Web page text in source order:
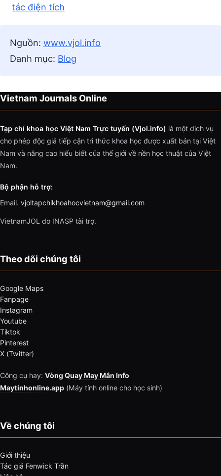
tác điện tích
Nguồn: www.vjol.info
Danh mục: Blog
Vietnam Journals Online
Tạp chí khoa học Việt Nam Trực tuyến (Vjol.info) là một dịch vụ
cho phép độc giả tiếp cận tri thức khoa học được xuất bản tại Việt
Nam và nâng cao hiểu biết của thế giới về nền học thuật của Việt
Nam.
Bộ phận hỗ trợ:
Email. vjoltapchikhoahocvietnam@gmail.com
VietnamJOL do INASP tài trợ.
Theo dõi chúng tôi
Google Maps
Fanpage
Instagram
Youtube
Tiktok
Pinterest
X (Twitter)
Công cụ hay: Vòng Quay May Mắn Info
Maytinhonline.app (Máy tính online cho học sinh)
Về chúng tôi
Giới thiệu
Tác giả Fenwick Trần